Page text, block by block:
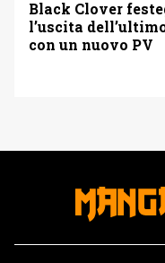
Black Clover
l’uscita
con un nuovo PV